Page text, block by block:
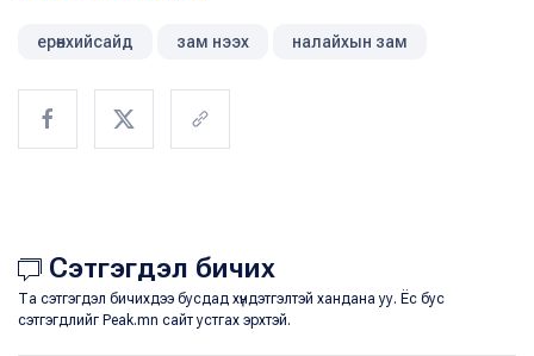
ерөнхийсайд зам нээх налайхын зам
Сэтгэгдэл бичих
Та сэтгэгдэл бичихдээ бусдад хүндэтгэлтэй хандана уу. Ёс бус
сэтгэгдлийг Peak.mn сайт устгах эрхтэй.